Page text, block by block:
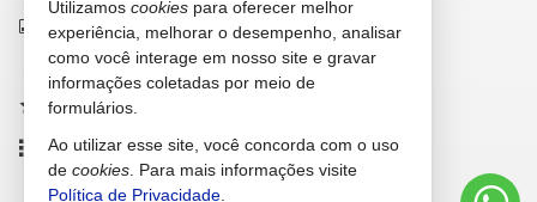
indicadores financeiros
cadastre seu imóvel
imóveis favoritos
mapa de imóveis
Utilizamos cookies para oferecer melhor
experiência, melhorar o desempenho, analisar
como você interage em nosso site e gravar
informações coletadas por meio de
formulários.
Ao utilizar esse site, você concorda com o uso
de cookies . Para mais informações visite
Política de Privacidade